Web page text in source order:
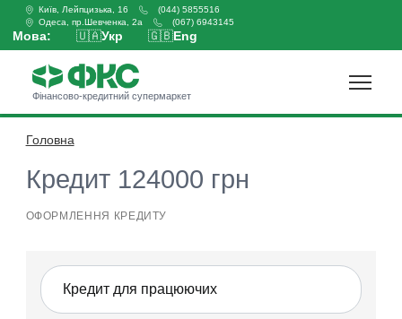
Київ, Лейпцизька, 16
(044) 5855516
Одеса, пр.Шевченка, 2а
(067) 6943145
Мова: 🇺🇦Укр 🇬🇧Eng
Фінансово-кредитний супермаркет
Головна
Кредит 124000 грн
ОФОРМЛЕННЯ КРЕДИТУ